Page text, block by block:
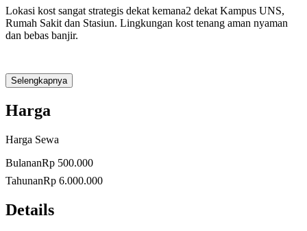
Lokasi kost sangat strategis dekat kemana2 dekat Kampus UNS,
Rumah Sakit dan Stasiun. Lingkungan kost tenang aman nyaman
dan bebas banjir.
Kos ArFaYa
Kos Bangunan Baru: Kos Putra Khusus Mahasiswa UNS
Surakarta, Jawa Tengah 57126
Hubungi Telp/WA: 081329046451
Selengkapnya
Harga
Harga Sewa
BulananRp 500.000
TahunanRp 6.000.000
Details